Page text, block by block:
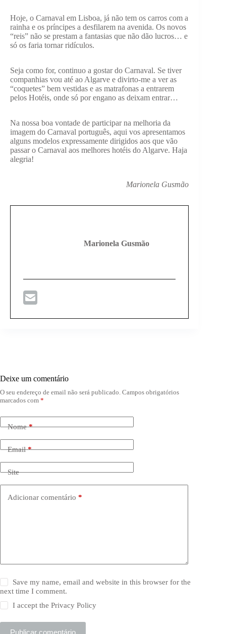
Hoje, o Carnaval em Lisboa, já não tem os carros com a
rainha e os príncipes a desfilarem na avenida. Os novos
“reis” não se prestam a fantasias que não dão lucros… e
só os faria tornar ridículos.
Seja como for, continuo a gostar do Carnaval. Se tiver
companhias vou até ao Algarve e divirto-me a ver as
“coquetes” bem vestidas e as matrafonas a entrarem
pelos Hotéis, onde só por engano as deixam entrar…
Na nossa boa vontade de participar na melhoria da
imagem do Carnaval português, aqui vos apresentamos
alguns modelos expressamente dirigidos aos que vão
passar o Carnaval aos melhores hotéis do Algarve. Haja
alegria!
Marionela Gusmão
Marionela Gusmão
Deixe um comentário
O seu endereço de email não será publicado. Campos obrigatórios
marcados com *
Nome*
Email*
Site
Adicionar comentário *
Save my name, email and website in this browser for the
next time I comment.
I accept thePrivacy Policy
Publicar comentário